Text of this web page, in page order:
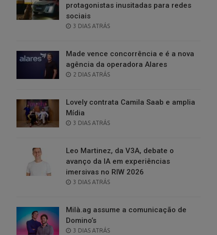
protagonistas inusitadas para redes
sociais
POSTED
3 DIAS ATRÁS
Made vence concorrência e é a nova
agência da operadora Alares
POSTED
2 DIAS ATRÁS
Lovely contrata Camila Saab e amplia
Mídia
POSTED
3 DIAS ATRÁS
Leo Martinez, da V3A, debate o
avanço da IA em experiências
imersivas no RIW 2026
POSTED
3 DIAS ATRÁS
Milà.ag assume a comunicação de
Domino’s
POSTED
3 DIAS ATRÁS